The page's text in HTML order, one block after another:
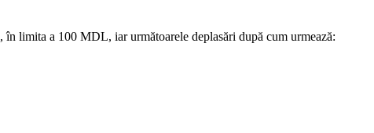
, în limita a 100 MDL, iar următoarele deplasări după cum urmează: